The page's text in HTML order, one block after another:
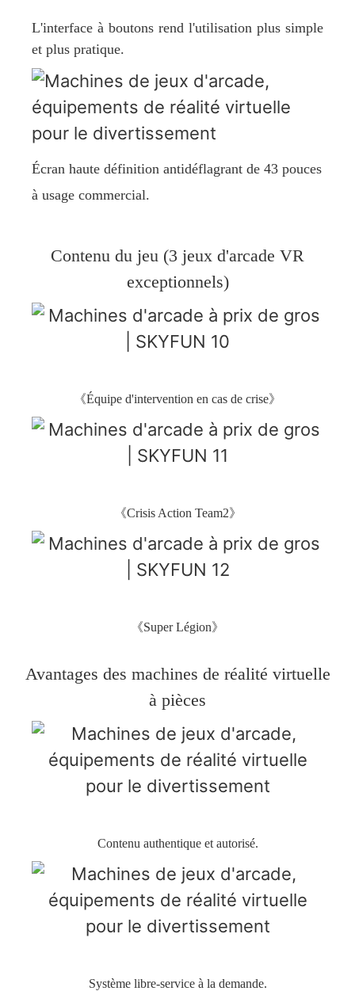
L'interface à boutons rend l'utilisation plus simple
et plus pratique.
Écran haute définition antidéflagrant de 43 pouces
à usage commercial.
Contenu du jeu (3 jeux d'arcade VR
exceptionnels)
《Équipe d'intervention en cas de crise》
《Crisis Action Team2》
《Super Légion》
Avantages des machines de réalité virtuelle
à pièces
Contenu authentique et autorisé.
Système libre-service à la demande.